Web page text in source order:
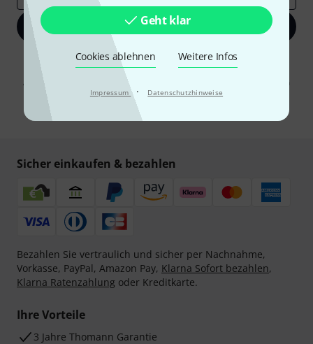
Geht klar
Cookies ablehnen Weitere Infos
Impressum · Datenschutzhinweise
Jetzt anmelden
Mit Klick auf „Jetzt anmelden“ stimmen Sie dem Erhalt von E-Mail-
Werbung und einer Messung des E-Mail-Nutzungsverhaltens zu. Die
Abmeldung ist jederzeit möglich. Weitere Informationen finden Sie in
unserenDatenschutzhinweisen.
* Pflichtfeld
Sicher einkaufen & bezahlen
Bezahlen Sie vertraulich und sicher per Nachnahme,
Vorkasse, PayPal, Amazon Pay, Klarna Sofort bezahlen,
Klarna Ratenzahlung oder Kreditkarte.
Ihre Vorteile
3 Jahre Thomann Garantie